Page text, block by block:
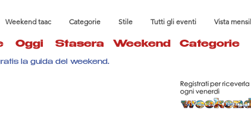
Weekend taac Categorie Stile Tutti gli eventi Vista
Oggi Stasera Weekend Categorie
la guida del weekend.